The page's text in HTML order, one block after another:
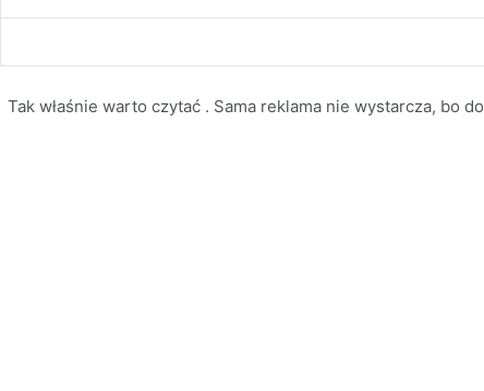
Tak właśnie warto czytać . Sama reklama nie wystarcza, bo